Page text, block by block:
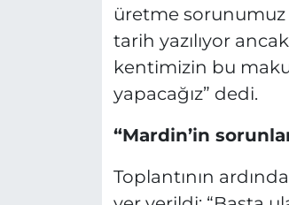
üretme sorunumuz
tarih yazılıyor
kentimizin bu
yapacağız” dedi.
“Mardin’in
Toplantının